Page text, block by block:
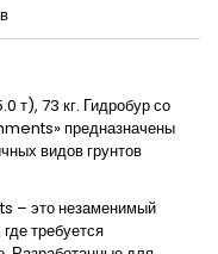
т), 73 кг. Гидробур со
предназначены
видов грунтов
– это незаменимый
требуется